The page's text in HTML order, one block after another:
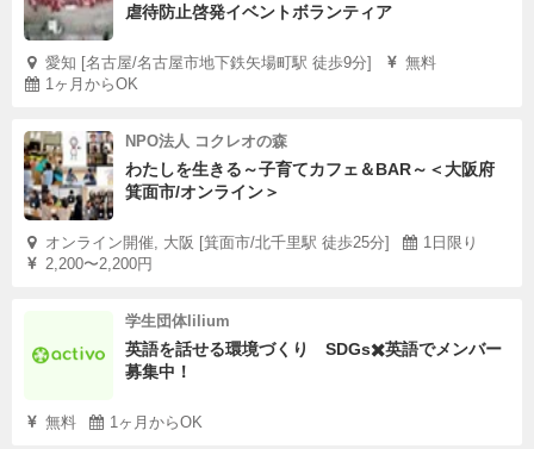
虐待防止啓発イベントボランティア
愛知 [名古屋/名古屋市地下鉄矢場町駅 徒歩9分]
無料
1ヶ月からOK
NPO法人 コクレオの森
わたしを生きる～子育てカフェ＆BAR～＜大阪府
箕面市/オンライン＞
オンライン開催, 大阪 [箕面市/北千里駅 徒歩25分]
1日限り
2,200〜2,200円
学生団体lilium
英語を話せる環境づくり SDGs✖️英語でメンバー
募集中！
無料 1ヶ月からOK